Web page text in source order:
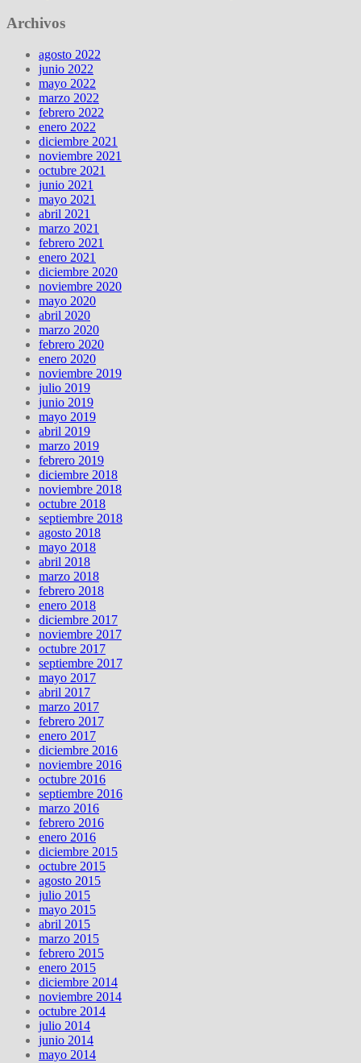
Archivos
agosto 2022
junio 2022
mayo 2022
marzo 2022
febrero 2022
enero 2022
diciembre 2021
noviembre 2021
octubre 2021
junio 2021
mayo 2021
abril 2021
marzo 2021
febrero 2021
enero 2021
diciembre 2020
noviembre 2020
mayo 2020
abril 2020
marzo 2020
febrero 2020
enero 2020
noviembre 2019
julio 2019
junio 2019
mayo 2019
abril 2019
marzo 2019
febrero 2019
diciembre 2018
noviembre 2018
octubre 2018
septiembre 2018
agosto 2018
mayo 2018
abril 2018
marzo 2018
febrero 2018
enero 2018
diciembre 2017
noviembre 2017
octubre 2017
septiembre 2017
mayo 2017
abril 2017
marzo 2017
febrero 2017
enero 2017
diciembre 2016
noviembre 2016
octubre 2016
septiembre 2016
marzo 2016
febrero 2016
enero 2016
diciembre 2015
octubre 2015
agosto 2015
julio 2015
mayo 2015
abril 2015
marzo 2015
febrero 2015
enero 2015
diciembre 2014
noviembre 2014
octubre 2014
julio 2014
junio 2014
mayo 2014